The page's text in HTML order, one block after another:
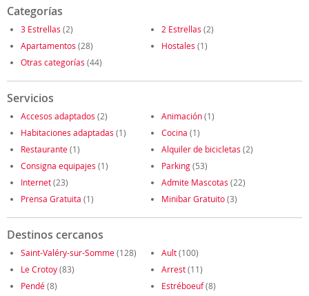
Categorías
3 Estrellas (2) 2 Estrellas (2)
Apartamentos (28) Hostales (1)
Otras categorías (44)
Servicios
Accesos adaptados (2) Animación(1)
Habitaciones adaptadas (1) Cocina (1)
Restaurante(1) Alquiler de bicicletas (2)
Consigna equipajes (1) Parking(53)
Internet(23) Admite Mascotas (22)
Prensa Gratuita (1) Minibar Gratuito(3)
Destinos cercanos
Saint-Valéry-sur-Somme(128) Ault(100)
Le Crotoy(83) Arrest(11)
Pendé(8) Estréboeuf(8)